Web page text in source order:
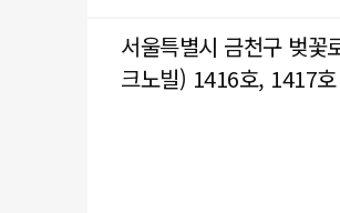
서울특별시 금천구 벚꽃
크노빌) 1416호, 1417호